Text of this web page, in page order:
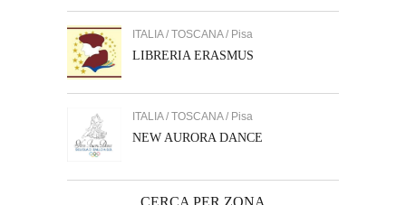
ITALIA / TOSCANA / Pisa
LIBRERIA ERASMUS
ITALIA / TOSCANA / Pisa
NEW AURORA DANCE
CERCA PER ZONA